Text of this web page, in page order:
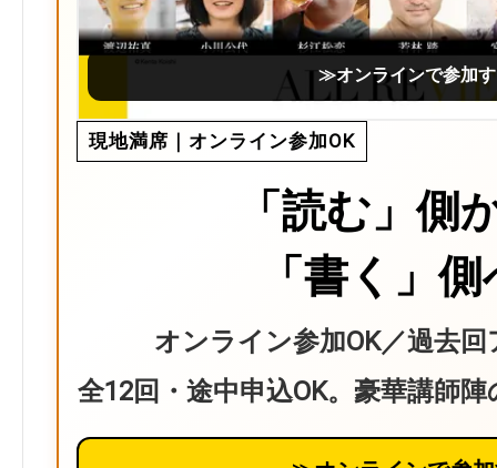
≫オンラインで参加
現地満席｜オンライン参加OK
「読む」側
「書く」
オンライン参加OK／過去
全12回・途中申込OK。豪華講師